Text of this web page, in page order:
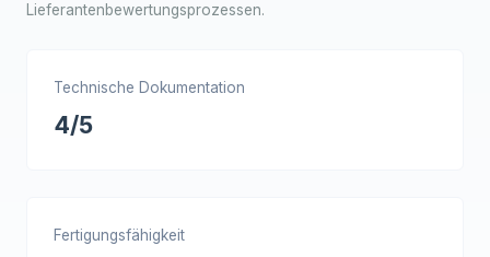
Lieferantenbewertungsprozessen.
Technische Dokumentation
4/5
Fertigungsfähigkeit